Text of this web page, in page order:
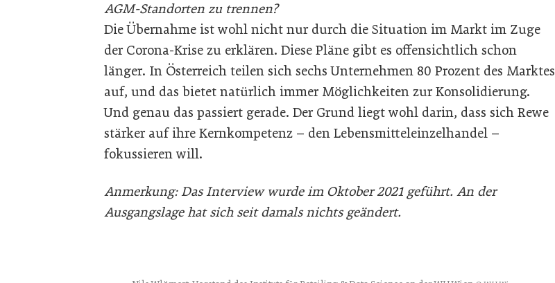
AGM-Standorten zu trennen?
Die Übernahme ist wohl nicht nur durch die Situation im Markt im Zuge
der Corona-Krise zu erklären. Diese Pläne gibt es offensichtlich schon
länger. In Österreich teilen sich sechs Unternehmen 80 Prozent des Marktes
auf, und das bietet natürlich immer Möglichkeiten zur Konsolidierung.
Und genau das passiert gerade. Der Grund liegt wohl darin, dass sich Rewe
stärker auf ihre Kernkompetenz – den Lebensmitteleinzelhandel –
fokussieren will.
Anmerkung: Das Interview wurde im Oktober 2021 geführt. An der
Ausgangslage hat sich seit damals nichts geändert.